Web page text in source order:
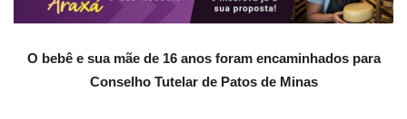
O bebê e sua mãe de 16 anos foram encaminhados para
Conselho Tutelar de Patos de Minas